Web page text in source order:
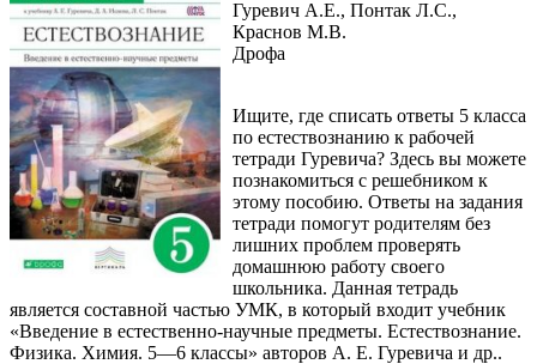
Гуревич А.Е., Понтак Л.С.,
Краснов М.В.
Дрофа
Ищите, где списать ответы 5 класса
по естествознанию к рабочей
тетради Гуревича? Здесь вы можете
познакомиться с решебником к
этому пособию. Ответы на задания
тетради помогут родителям без
лишних проблем проверять
домашнюю работу своего
школьника. Данная тетрадь
является составной частью УМК, в который входит учебник
«Введение в естественно-научные предметы. Естествознание.
Физика. Химия. 5—6 классы» авторов А. Е. Гуревича и др..